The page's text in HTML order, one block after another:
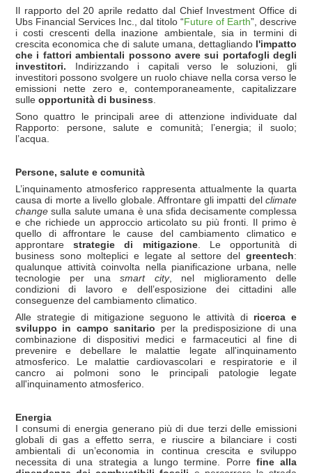
Il rapporto del 20 aprile redatto dal Chief Investment Office di
Ubs Financial Services Inc., dal titolo “Future of Earth”, descrive
i costi crescenti della inazione ambientale, sia in termini di
crescita economica che di salute umana, dettagliando l'impatto
che i fattori ambientali possono avere sui portafogli degli
investitori. Indirizzando i capitali verso le soluzioni, gli
investitori possono svolgere un ruolo chiave nella corsa verso le
emissioni nette zero e, contemporaneamente, capitalizzare
sulle opportunità di business
Sono quattro le principali aree di attenzione individuate dal
Rapporto: persone, salute e comunità; l’energia; il suolo;
l’acqua.
Persone, salute e comunità
L’inquinamento atmosferico rappresenta attualmente la quarta
causa di morte a livello globale. Affrontare gli impatti del climate
change sulla salute umana è una sfida decisamente complessa
e che richiede un approccio articolato su più fronti. Il primo è
quello di affrontare le cause del cambiamento climatico e
approntarestrategie di mitigazione. Le opportunità di
business sono molteplici e legate al settore del greentech:
qualunque attività coinvolta nella pianificazione urbana, nelle
tecnologie per unasmart city, nel miglioramento delle
condizioni di lavoro e dell’esposizione dei cittadini alle
conseguenze del cambiamento climatico.
Alle strategie di mitigazione seguono le attività di ricerca e
sviluppo in campo sanitario per la predisposizione di una
combinazione di dispositivi medici e farmaceutici al fine di
prevenire e debellare le malattie legate all'inquinamento
atmosferico. Le malattie cardiovascolari e respiratorie e il
cancro ai polmoni sono le principali patologie legate
all'inquinamento atmosferico.
Energia
I consumi di energia generano più di due terzi delle emissioni
globali di gas a effetto serra, e riuscire a bilanciare i costi
ambientali di un’economia in continua crescita e sviluppo
necessita di una strategia a lungo termine. Porre fine alla